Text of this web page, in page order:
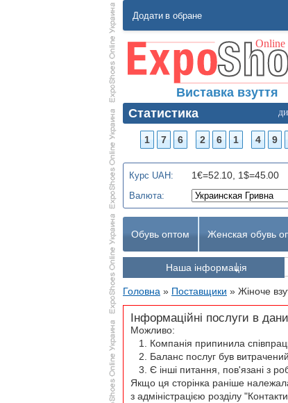
Додати в обране
Виставка взуття
Статистика
1 7 6 2 6 1 4 9
Курс UAH: 1€=52.10, 1$=45.00
Валюта:
Обувь оптом Женская обувь
Наша інформація
Головна » Поставщики » Жіноче
Інформаційні послуги в
Можливо:
Компанія припинила
Баланс послуг був
Є інші питання, пов'язані з
Якщо ця сторінка раніше
з адміністрацією розділу